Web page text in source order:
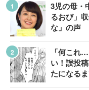
3児の母・
るおび」
な」の声
「何これ
い！誤投
たになるま